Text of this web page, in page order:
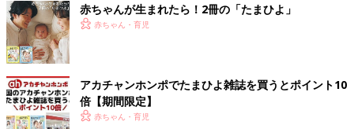
赤ちゃんが生まれたら！2冊の「たまひよ」
赤ちゃん・育児
アカチャンホンポでたまひよ雑誌を買うとポイント10
倍【期間限定】
赤ちゃん・育児